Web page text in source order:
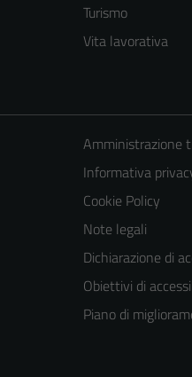
Turismo
Vita lavorativa
Amministrazione
Informativa
Cookie Policy
Note legali
Dichiarazione di
Obiettivi di
Piano di
Tecnici
per il